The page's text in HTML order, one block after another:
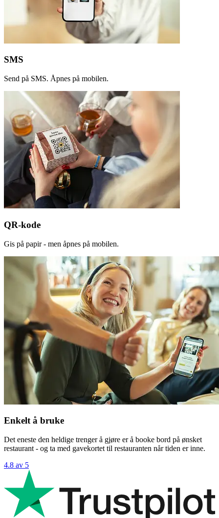
SMS
Send på SMS. Åpnes på mobilen.
QR-kode
Gis på papir - men åpnes på mobilen.
Enkelt å bruke
Det eneste den heldige trenger å gjøre er å booke bord på ønsket
restaurant - og ta med gavekortet til restauranten når tiden er inne.
4.8 av 5